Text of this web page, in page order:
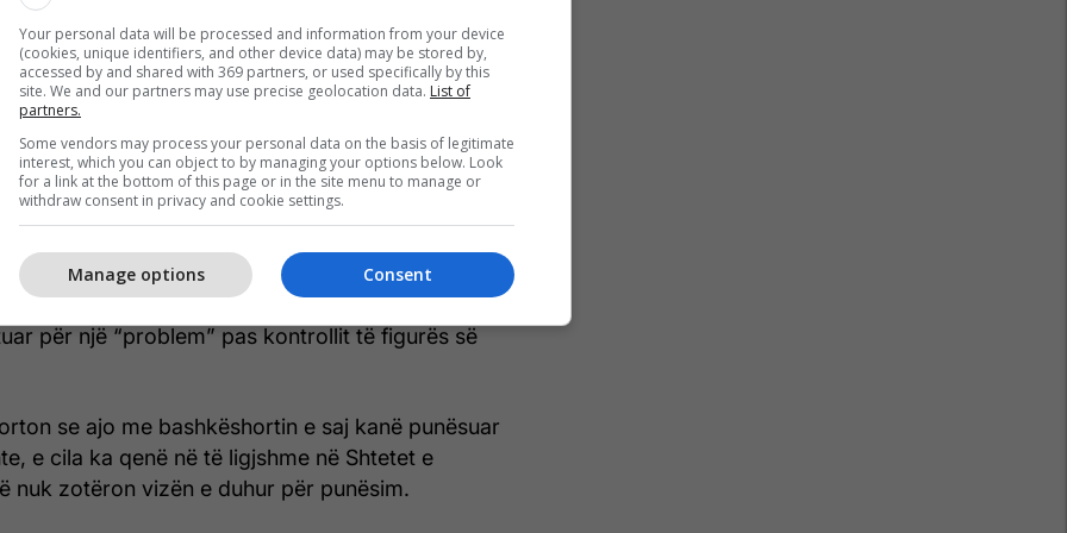
aq shumë komplekse të politikës së jashtme,
ambasadorët e OKB-së.
dhënë zakonisht njerëzve me aftësi të
apo edhe emra të shquar të politikës së
Ambasadorët e mëparshëm kanë qenë dijetarë,
politikanë të zëshëm.
të pakonfirmuara për mediet amerikane thonë se
për t’u tërhequr nga ky rol, pasi Shtëpia e
për një “problem” pas kontrollit të figurës së
se ajo me bashkëshortin e saj kanë punësuar
e cila ka qenë në të ligjshme në Shtetet e
nuk zotëron vizën e duhur për punësim.
Your personal data will be processed and information from your device
(cookies, unique identifiers, and other device data) may be stored by,
accessed by and shared with 369 partners, or used specifically by this
site. We and our partners may use precise geolocation data. List of
partners.
Some vendors may process your personal data on the basis of legitimate
interest, which you can object to by managing your options below. Look
for a link at the bottom of this page or in the site menu to manage or
withdraw consent in privacy and cookie settings.
Consent
Manage options